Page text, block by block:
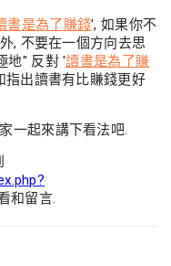
書是為了賺錢', 如果你不
, 不要在一個方向去思
地" 反對 '讀書是為了賺
指出讀書有比賺錢更好
一起來講下看法吧.
和留言.